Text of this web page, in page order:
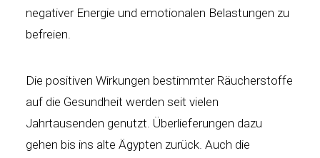
negativer Energie und emotionalen Belastungen zu
befreien.
Die positiven Wirkungen bestimmter Räucherstoffe
auf die Gesundheit werden seit vielen
Jahrtausenden genutzt. Überlieferungen dazu
gehen bis ins alte Ägypten zurück. Auch die